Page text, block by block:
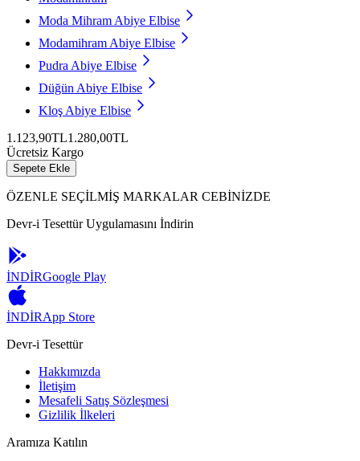
Moda Mihram Abiye Elbise
Modamihram Abiye Elbise
Pudra Abiye Elbise
Düğün Abiye Elbise
Kloş Abiye Elbise
1.123,90TL1.280,00TL
Ücretsiz Kargo
Sepete Ekle
ÖZENLE SEÇİLMİŞ MARKALAR CEBİNİZDE
Devr-i Tesettür Uygulamasını İndirin
İNDİRGoogle Play
İNDİRApp Store
Devr-i Tesettür
Hakkımızda
İletişim
Mesafeli Satış Sözleşmesi
Gizlilik İlkeleri
Aramıza Katılın